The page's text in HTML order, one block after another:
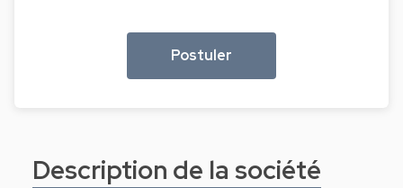
Postuler
Description de la société